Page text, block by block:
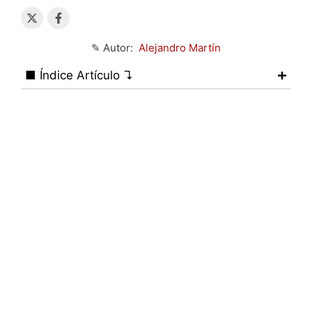
✎ Autor: Alejandro Martín
■ Índice Artículo ↴